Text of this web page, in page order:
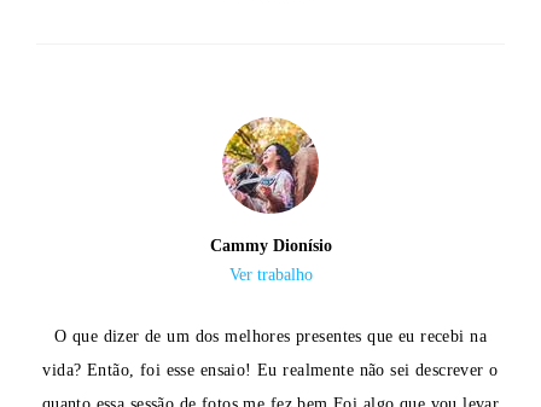
O que dizer de um dos melhores presentes que eu recebi na
vida? Então, foi esse ensaio! Eu realmente não sei descrever o
Cammy Dionísio
Ver trabalho